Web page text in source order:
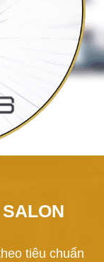
tiêu chuẩn